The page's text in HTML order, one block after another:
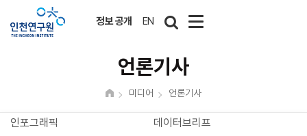
정보 공개 EN
언론기사
미디어 언론기사
인포그래픽
데이터브리프